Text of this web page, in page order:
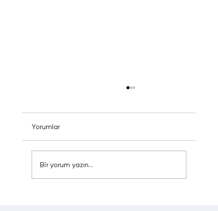
Yorumlar
Bir yorum yazın...